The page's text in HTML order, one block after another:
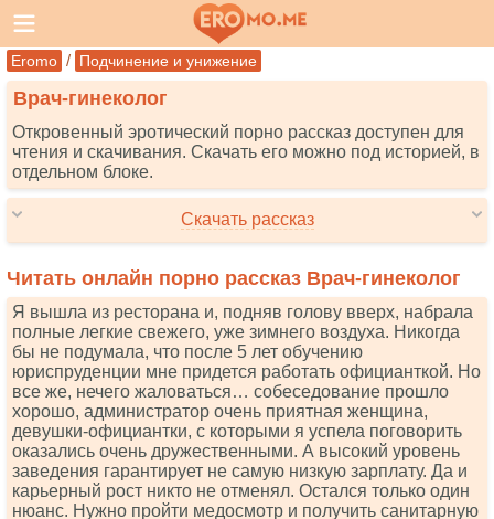
Eromo / Подчинение и унижение
Врач-гинеколог
Откровенный эротический порно рассказ доступен для
чтения и скачивания. Скачать его можно под историей, в
отдельном блоке.
Скачать рассказ
Читать онлайн порно рассказ Врач-гинеколог
Я вышла из ресторана и, подняв голову вверх, набрала
полные легкие свежего, уже зимнего воздуха. Никогда
бы не подумала, что после 5 лет обучению
юриспруденции мне придется работать официанткой. Но
все же, нечего жаловаться… собеседование прошло
хорошо, администратор очень приятная женщина,
девушки-официантки, с которыми я успела поговорить
оказались очень дружественными. А высокий уровень
заведения гарантирует не самую низкую зарплату. Да и
карьерный рост никто не отменял. Остался только один
нюанс. Нужно пройти медосмотр и получить санитарную